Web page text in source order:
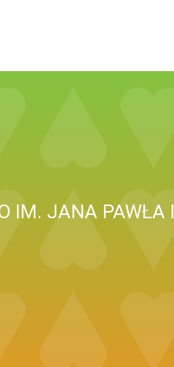
IM. JANA PAWŁA